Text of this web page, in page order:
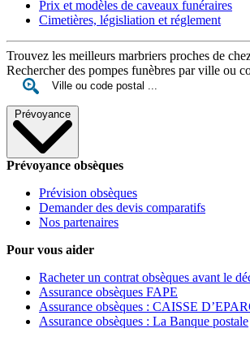
Prix et modèles de caveaux funéraires
Cimetières, législiation et réglement
Trouvez les meilleurs marbriers proches de
Rechercher des pompes funèbres par ville ou
Prévoyance
Prévoyance obsèques
Prévision obsèques
Demander des devis comparatifs
Nos partenaires
Pour vous aider
Racheter un contrat obsèques avant le
Assurance obsèques FAPE
Assurance obsèques : CAISSE
Assurance obsèques : La Banque postale